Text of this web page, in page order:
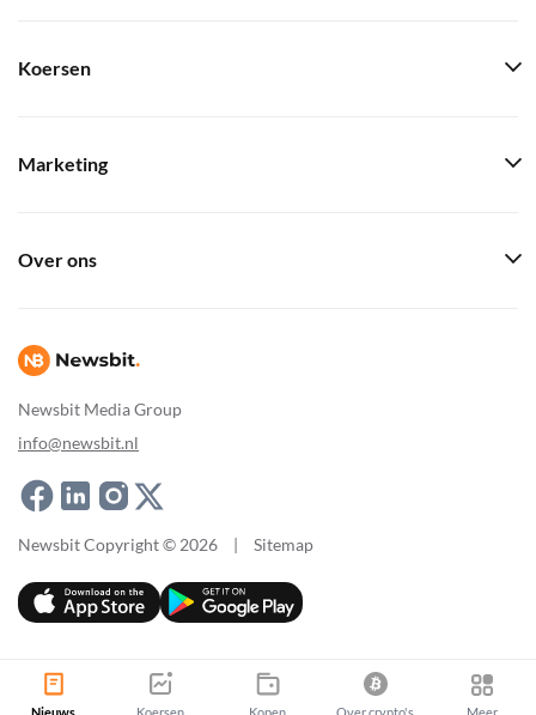
Newsbit Media Group
info@newsbit.nl
Koersen
Marketing
Over ons
Newsbit Copyright © 2026 | Sitemap